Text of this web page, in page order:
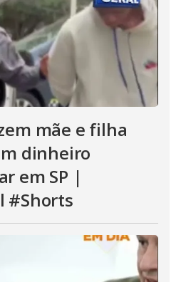
mãe e filha
dinheiro
em SP |
#Shorts